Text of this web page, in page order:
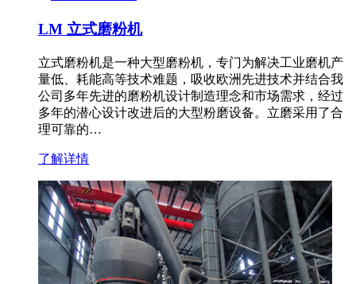
LM 立式磨粉机
立式磨粉机是一种大型磨粉机，专门为解决工业磨机产
量低、耗能高等技术难题，吸收欧洲先进技术并结合我
公司多年先进的磨粉机设计制造理念和市场需求，经过
多年的潜心设计改进后的大型粉磨设备。立磨采用了合
理可靠的…
了解详情